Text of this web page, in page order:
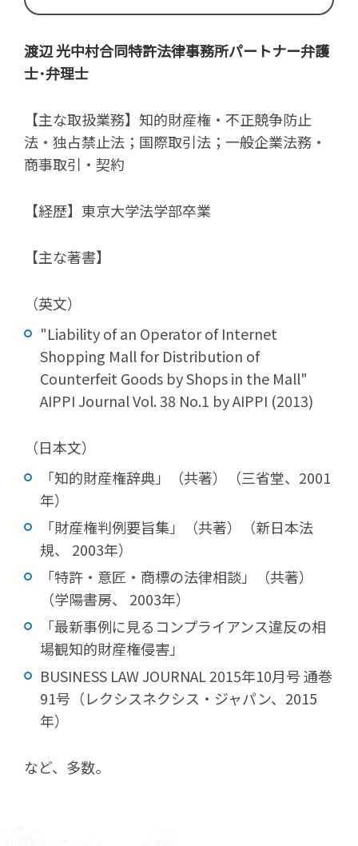
渡辺 光中村合同特許法律事務所パートナー弁護
士･弁理士
【主な取扱業務】知的財産権・不正競争防止
法・独占禁止法；国際取引法；一般企業法務・
商事取引・契約
【経歴】東京大学法学部卒業
【主な著書】
（英文）
"Liability of an Operator of Internet
Shopping Mall for Distribution of
Counterfeit Goods by Shops in the Mall"
AIPPI Journal Vol. 38 No.1 by AIPPI (2013)
（日本文）
「知的財産権辞典」（共著）（三省堂、2001
年）
「財産権判例要旨集」（共著）（新日本法
規、 2003年）
「特許・意匠・商標の法律相談」（共著）
（学陽書房、 2003年）
「最新事例に見るコンプライアンス違反の相
場観知的財産権侵害」
BUSINESS LAW JOURNAL 2015年10月号 通巻
91号（レクシスネクシス・ジャパン、2015
年）
など、多数。